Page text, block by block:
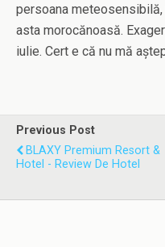
persoana
asta morocănoasă.
iulie. Cert e că nu mă
Previous Post
BLAXY Premium Resort &
Hotel - Review De Hotel